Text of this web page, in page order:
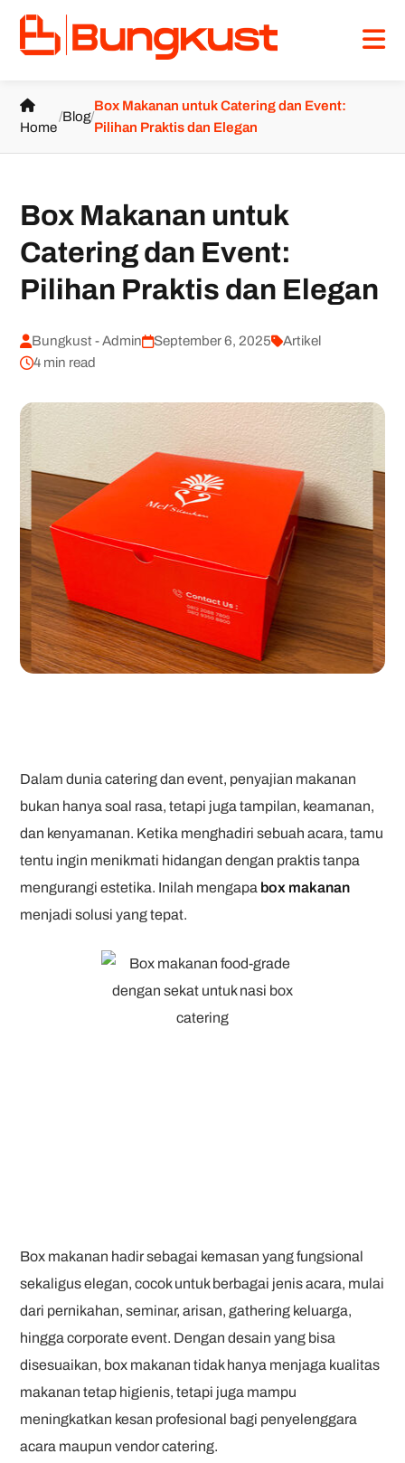
Home
/Blog/
Box Makanan untuk Catering dan Event:
Pilihan Praktis dan Elegan
Box Makanan untuk
Catering dan Event:
Pilihan Praktis dan Elegan
Bungkust - Admin September 6, 2025
Artikel
4 min read
Dalam dunia catering dan event, penyajian makanan
bukan hanya soal rasa, tetapi juga tampilan, keamanan,
dan kenyamanan. Ketika menghadiri sebuah acara, tamu
tentu ingin menikmati hidangan dengan praktis tanpa
mengurangi estetika. Inilah mengapa box makanan
menjadi solusi yang tepat.
Box makanan hadir sebagai kemasan yang fungsional
sekaligus elegan, cocok untuk berbagai jenis acara, mulai
dari pernikahan, seminar, arisan, gathering keluarga,
hingga corporate event. Dengan desain yang bisa
disesuaikan, box makanan tidak hanya menjaga kualitas
makanan tetap higienis, tetapi juga mampu
meningkatkan kesan profesional bagi penyelenggara
acara maupun vendor catering.